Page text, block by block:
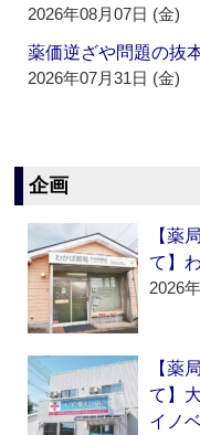
2026年08月07日 (金)
薬価逆ざや問題の抜
2026年07月31日 (金)
企画
【薬
て】
2026
【薬
て】
イノ